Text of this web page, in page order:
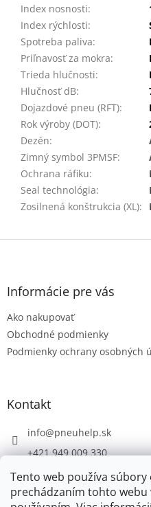
Tento web používa súbory
prechádzaním tohto webu
Index nosnosti:
Index rýchlosti:
Spotreba paliva:
Priľnavosť za mokra:
Trieda hlučnosti:
Hlučnosť dB:
Dojazdové pneu (RFT):
Rok výroby (DOT):
Dezén:
Zimný symbol 3PMSF:
Ochrana ráfiku:
Seal technológia:
Zosilnená konštrukcia (XL):
Z
Informácie pre vás
Ako nakupovať
Obchodné podmienky
Podmienky ochrany osobných
Kontakt
info@pneuhelp.sk
+421 949 009 330